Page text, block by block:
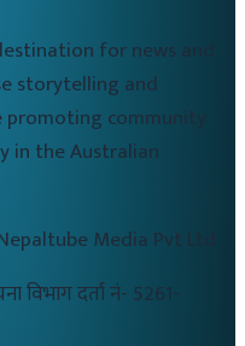
for news and
storytelling and
community
in the Australian
Media Pvt Ltd
विभाग दर्ता नं- 5261-